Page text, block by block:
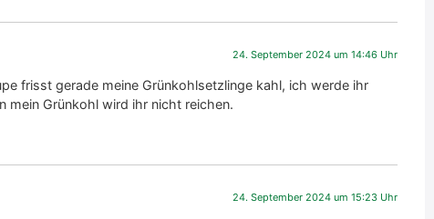
24. September 2024 um 14:46 Uhr
frisst gera­de mei­ne Grün­kohl­setz­lin­ge kahl, ich wer­de ihr
mein Grün­kohl wird ihr nicht rei­chen.
24. September 2024 um 15:23 Uhr